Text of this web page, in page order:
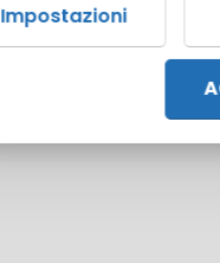
Impostazioni